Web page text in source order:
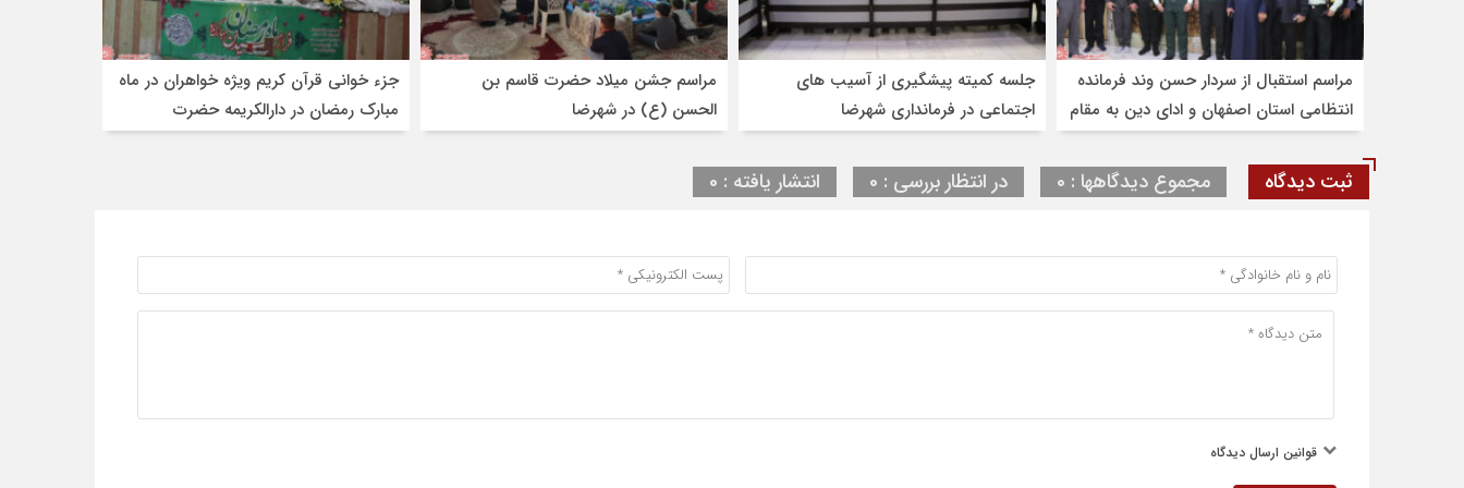
مراسم استقبال از سردار حسن وند فرمانده
انتظامی استان اصفهان و ادای دین به مقام
شامخ شهدا و امامزاده شاهرضا(ع)
جلسه کمیته پیشگیری از آسیب های
اجتماعی در فرمانداری شهرضا
مراسم جشن میلاد حضرت قاسم بن
الحسن (ع) در شهرضا
جزء خوانی قرآن کریم ویژه خواهران در ماه
مبارک رمضان در دارالکریمه حضرت
رقیه(س) شهرضا
ثبت دیدگاه مجموع دیدگاهها : 0 در انتظار بررسی : 0 انتشار یافته : 0
قوانین ارسال دیدگاه